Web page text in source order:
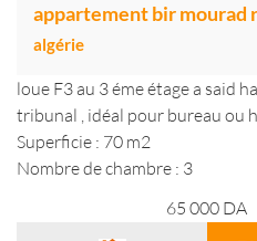
appartement bir mourad
algérie
loue F3 au 3 éme étage a said
tribunal , idéal pour bureau ou
Superficie : 70 m2
Nombre de chambre : 3
65 000 DA